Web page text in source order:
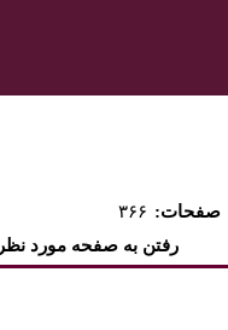
۳۶۶ :صفحات
رفتن به صفحه مورد نظر